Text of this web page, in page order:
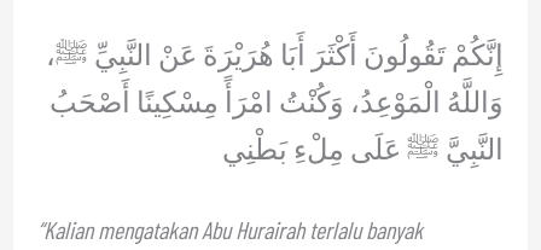
إِنَّكُمْ تَقُولُونَ أَكْثَرَ أَبَا هُرَيْرَةَ عَنْ النَّبِيِّ ﷺ،
وَاللَّهُ الْمَوْعِدُ، وَكُنْتُ امْرَأً مِسْكِينًا أَصْحَبُ
النَّبِيَّ ﷺ عَلَى مِلْءِ بَطْنِي
“Kalian mengatakan Abu Hurairah terlalu banyak